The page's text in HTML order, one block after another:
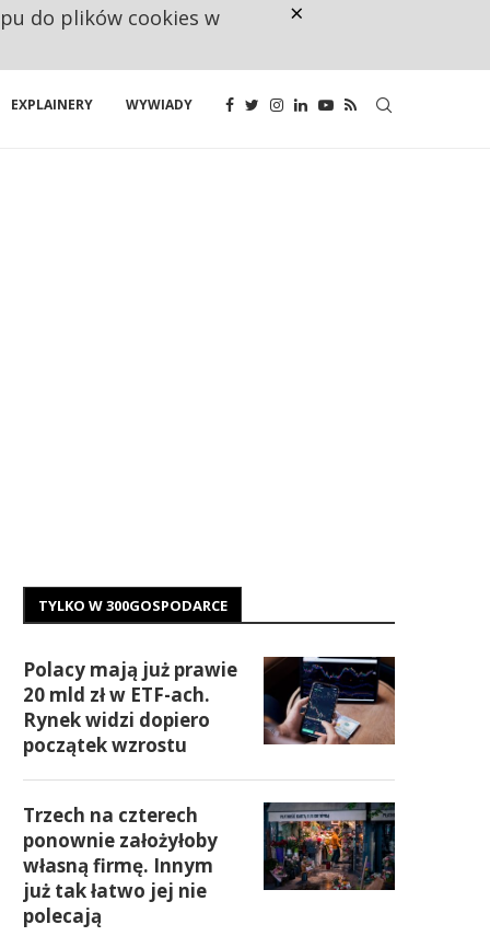
EXPLAINERY WYWIADY
TYLKO W 300GOSPODARCE
Polacy mają już prawie
20 mld zł w ETF-ach.
Rynek widzi dopiero
początek wzrostu
Trzech na czterech
ponownie założyłoby
własną firmę. Innym
już tak łatwo jej nie
polecają
do plików cookies w ×